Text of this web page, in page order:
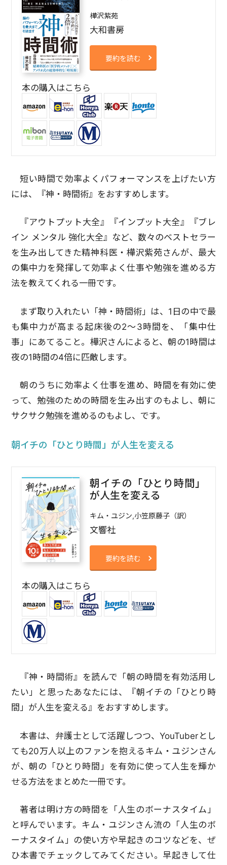
樺沢紫苑
大和書房
要約を読む
本の購入はこちら
短い時間で効率よくパフォーマンスを上げたい方
には、『神・時間術』をおすすめします。
『アウトプット大全』『インプット大全』『ブレ
イン メンタル 強化大全』など、数々のベストセラー
を生み出してきた精神科医・樺沢紫苑さんが、最大
の集中力を発揮して効率よく仕事や勉強を進める方
法を教えてくれる一冊です。
まず取り入れたい「神・時間術」は、1日の中で最
も集中力が高まる起床後の2〜3時間を、「集中仕
事」にあてること。樺沢さんによると、朝の1時間は
夜の1時間の4倍に匹敵します。
朝のうちに効率よく仕事を進め、時間を有効に使
って、勉強のための時間を生み出すのもよし、朝に
サクサク勉強を進めるのもよし、です。
朝イチの「ひとり時間」が人生を変える
朝イチの「ひとり時間」
が人生を変える
キム・ユジン,小笠原藤子（訳）
文響社
要約を読む
本の購入はこちら
『神・時間術』を読んで「朝の時間を有効活用し
たい」と思ったあなたには、『朝イチの「ひとり時
間」が人生を変える』をおすすめします。
本書は、弁護士として活躍しつつ、YouTuberとし
ても20万人以上のファンを抱えるキム・ユジンさん
が、朝の「ひとり時間」を有効に使って人生を輝か
せる方法をまとめた一冊です。
著者は明け方の時間を「人生のボーナスタイム」
と呼んでいます。キム・ユジンさん流の「人生のボ
ーナスタイム」の使い方や早起きのコツなどを、ぜ
ひ本書でチェックしてみてください。早起きして仕